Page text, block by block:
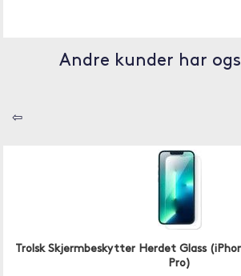
Andre kunder har
⇦
Trolsk Skjermbeskytter Herdet Glass
Pro)